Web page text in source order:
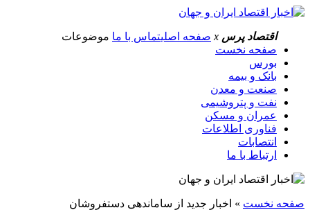
اقتصاد پرس x صفحه اصلیتماس با ما موضوعات
صفحه نخست
بورس
بانک و بیمه
صنعت و معدن
نفت و پتروشیمی
عمران و مسکن
فناوری اطلاعات
انتصابات
ارتباط با ما
صفحه نخست » اخبار جدید از ساماندهی دستفروشان